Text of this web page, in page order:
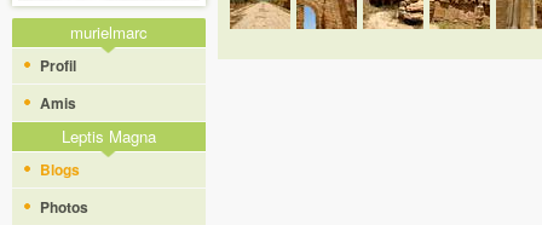
murielmarc
Profil
Amis
Leptis Magna
Blogs
Photos